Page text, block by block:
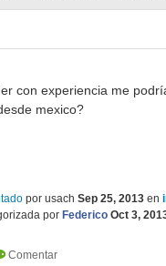
con experiencia me
mexico?
por usach Sep 25, 2013 en
por Federico Oct 3,